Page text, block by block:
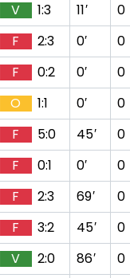
V 1:3 11′ 0
F 2:3 0′ 0
F 0:2 0′ 0
O 1:1 0′ 0
F 5:0 45′ 0
F 0:1 0′ 0
F 2:3 69′ 0
F 3:2 45′ 0
V 2:0 86′ 0